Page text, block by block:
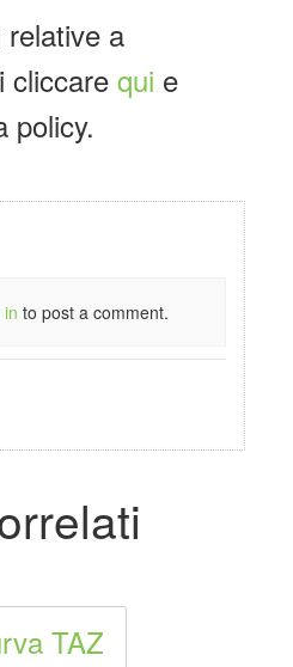
relative a
cliccare qui e
policy.
to post a comment.